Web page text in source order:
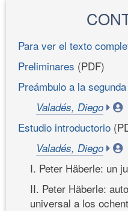
Para ver el texto
Preliminares (PDF)
Preámbulo a la
Valadés, Diego
Estudio introductorio
Valadés, Diego
I. Peter Häberle: un
II. Peter Häberle:
universal a los